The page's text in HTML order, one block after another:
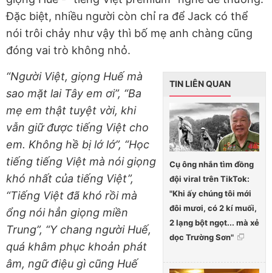
Đặc biệt, nhiều người còn chỉ ra để Jack có thể
nói trôi chảy như vậy thì bố mẹ anh chàng cũng
đóng vai trò không nhỏ.
TIN LIÊN QUAN
Cụ ông nhắn tìm đồng
đội viral trên TikTok:
"Khi ấy chúng tôi mới
đôi mươi, có 2 kí muối,
2 lạng bột ngọt... mà xẻ
dọc Trường Sơn"
“Người Việt, giọng Huế mà
sao mặt lai Tây em ơi”, “Ba
mẹ em thật tuyệt vời, khi
vẫn giữ được tiếng Việt cho
em. Không hề bị lớ lớ”, “Học
tiếng tiếng Việt mà nói giọng
khó nhất của tiếng Việt”,
“Tiếng Việt đã khó rồi mà
ổng nói hẳn giọng miền
Trung”, “Y chang người Huế,
quá khâm phục khoản phát
âm, ngữ điệu gì cũng Huế